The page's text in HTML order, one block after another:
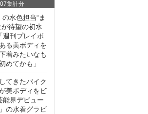
集計分
の水色担当“ま
待望の初水
週刊プレイボ
る美ボディを
着みたいなも
めてかも」
てきたバイク
美ボディをビ
能界デビュー
の水着グラビ